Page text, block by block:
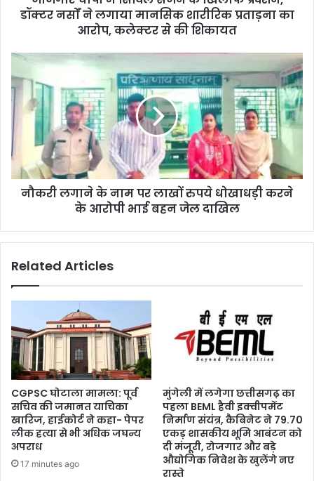
के
प्रदर्शन,
डॉक्टर
नर्सों
ने
लगाया
मानसिक
शारीरिक
प्रताड़ना
कलेक्टर
की
डॉक्टर नर्सों ने लगाया मानसिक शारीरिक प्रताड़ना का
आरोप, कलेक्टर से की शिकायत
नौकरी
लगाने
के
नाम
पर
लाखों
रुपये
धोखाधड़ी
करने
दाखिल
नौकरी लगाने के नाम पर लाखों रुपये धोखाधड़ी करने
के आरोपी भाई बहन जेल दाखिल
Related Articles
CGPSC घोटाला मामला: पूर्व
सचिव की जमानत याचिका
खारिज, हाईकोर्ट ने कहा- पेपर
लीक हत्या से भी अधिक जघन्य
अपराध
17 minutes ago
मुंगेली में लगेगा छत्तीसगढ़ का
पहला BEML हैवी इक्वीपमेंट
निर्माण संयंत्र, कैबिनेट ने 79.70
एकड़ शासकीय भूमि आबंटन को
दी मंजूरी, रोजगार और बड़े
औद्योगिक निवेश के खुलेंगे नए
रास्ते